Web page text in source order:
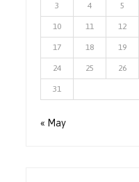
3 4 5
10 11 12
17 18 19
24 25 26
31
« May